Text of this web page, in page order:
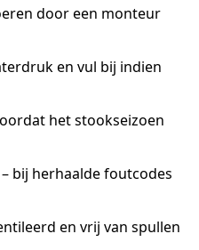
door een monteur
en vul bij indien
het stookseizoen
bij herhaalde foutcodes
en vrij van spullen